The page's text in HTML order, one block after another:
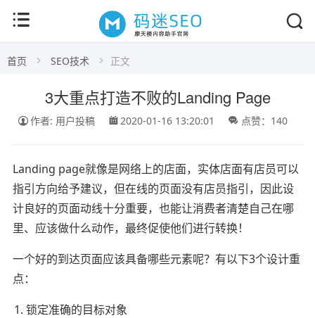
首页 SEO技术 正文
3大重点打造不败的Landing Page
作者: 用户投稿 2020-01-16 13:20:01 点赞：140
Landing page就像是网络上的店面，实体店面有店员可以
指引方向给予建议，但在线的页面没有店员指引，因此设
计良好的页面动线十分重要，也能让消费者清楚自己在哪
里、应该做什么动作，最终促使他们进行转换！
一个好的到达页面应该具备哪些元素呢？有以下3个设计重
点：
锁定准确的目标对象